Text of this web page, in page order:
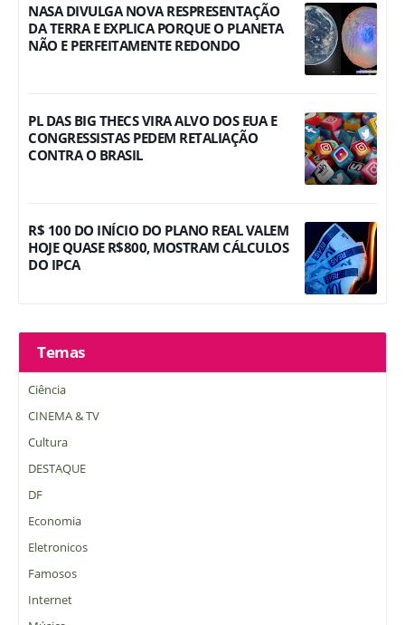
NASA DIVULGA NOVA RESPRESENTAÇÃO
DA TERRA E EXPLICA PORQUE O PLANETA
NÃO E PERFEITAMENTE REDONDO
PL DAS BIG THECS VIRA ALVO DOS EUA E
CONGRESSISTAS PEDEM RETALIAÇÃO
CONTRA O BRASIL
R$ 100 DO INÍCIO DO PLANO REAL VALEM
HOJE QUASE R$800, MOSTRAM CÁLCULOS
DO IPCA
Temas
Ciência
CINEMA & TV
Cultura
DESTAQUE
DF
Economia
Eletronicos
Famosos
Internet